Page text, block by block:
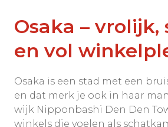
Osaka – vrolijk,
en vol
Osaka is een stad met een
en dat merk je ook in haar
wijk Nipponbashi Den Den
winkels die voelen als